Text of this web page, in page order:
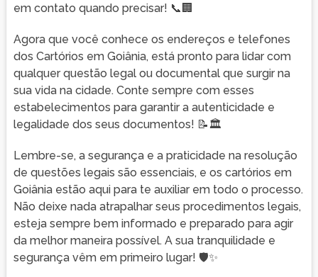
em contato quando precisar! 📞🏢
Agora que você conhece os endereços e telefones
dos Cartórios em Goiânia, está pronto para lidar com
qualquer questão legal ou documental que surgir na
sua vida na cidade. Conte sempre com esses
estabelecimentos para garantir a autenticidade e
legalidade dos seus documentos! 📝🏛️
Lembre-se, a segurança e a praticidade na resolução
de questões legais são essenciais, e os cartórios em
Goiânia estão aqui para te auxiliar em todo o processo.
Não deixe nada atrapalhar seus procedimentos legais,
esteja sempre bem informado e preparado para agir
da melhor maneira possível. A sua tranquilidade e
segurança vêm em primeiro lugar! 🛡️✨